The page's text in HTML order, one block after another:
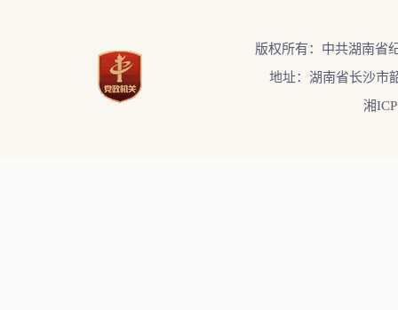
版权所有：中共湖南省
地址：湖南省长沙市
湘